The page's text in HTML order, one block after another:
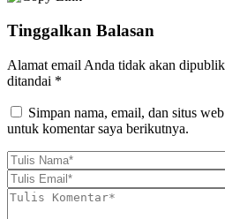
Tinggalkan Balasan
Alamat email Anda tidak akan
ditandai *
Simpan nama, email, dan situs
untuk komentar saya berikutnya.